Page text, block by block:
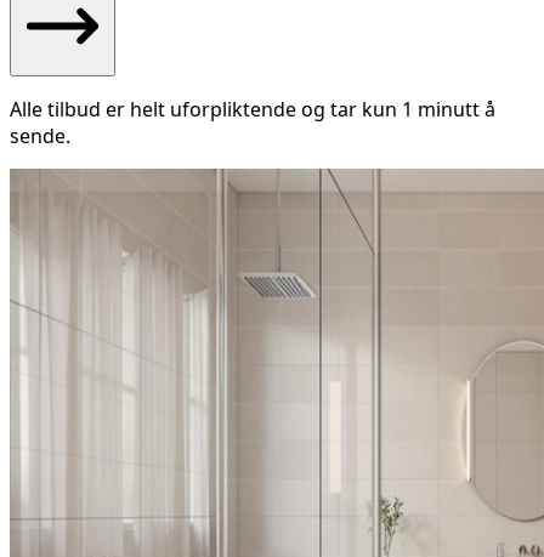
Alle tilbud er helt uforpliktende og tar kun 1 minutt å
sende.